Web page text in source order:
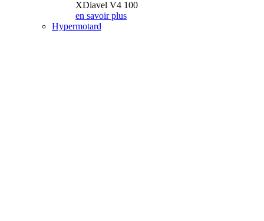
XDiavel V4 100
en savoir plus
Hypermotard